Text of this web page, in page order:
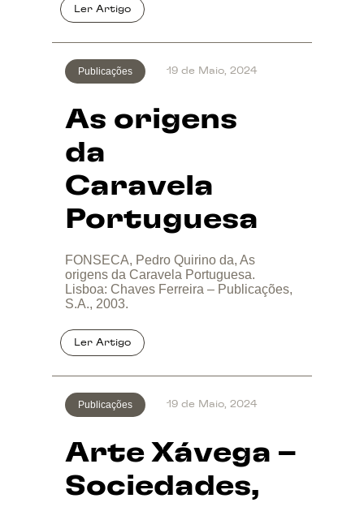
Publicações
As origens
da
Caravela
Portuguesa
19 de Maio, 2024
FONSECA, Pedro Quirino da, As
origens da Caravela Portuguesa.
Lisboa: Chaves Ferreira – Publicações,
S.A., 2003.
Publicações
Arte Xávega –
Sociedades,
19 de Maio, 2024